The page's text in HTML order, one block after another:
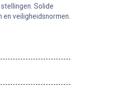
Solide
veiligheidsnormen.